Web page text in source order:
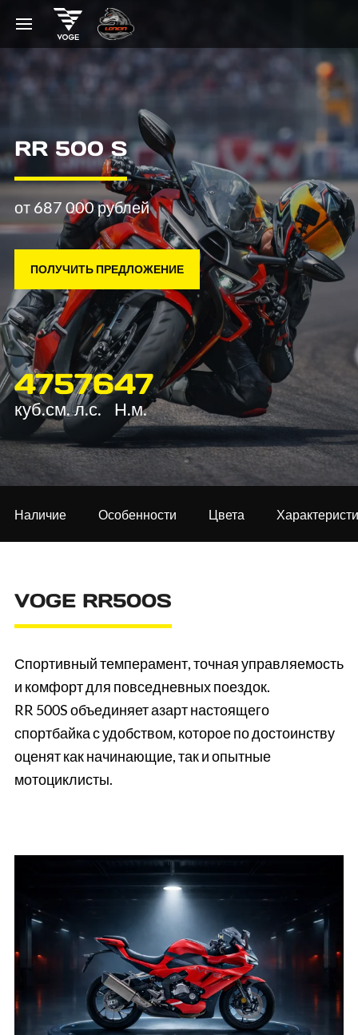
RR 500 S
от 687 000 рублей
ПОЛУЧИТЬ ПРЕДЛОЖЕНИЕ
475
куб.см.
76
л.с.
47
Н.м.
Наличие Особенности Цвета
VOGE RR500S
Спортивный темперамент, точная управляемость
и комфорт для повседневных поездок.
RR 500S объединяет азарт настоящего
спортбайка с удобством, которое по достоинству
оценят как начинающие, так и опытные
мотоциклисты.